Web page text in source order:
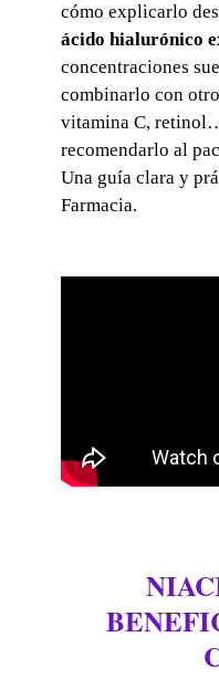
cómo explicarlo
ácido hialurónico
concentraciones
combinarlo con
vitamina C,
recomendarlo al
Una guía clara y
Farmacia.